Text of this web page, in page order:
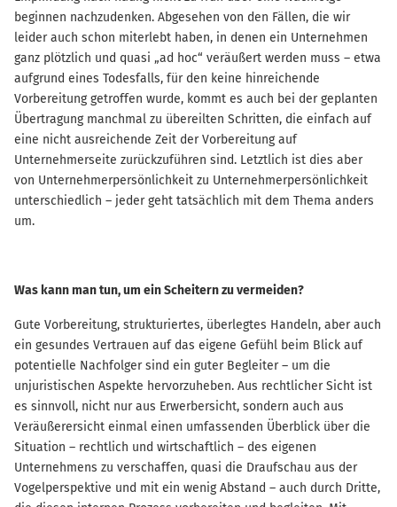
beginnen nachzudenken. Abgesehen von den Fällen, die wir
leider auch schon miterlebt haben, in denen ein Unternehmen
ganz plötzlich und quasi „ad hoc“ veräußert werden muss – etwa
aufgrund eines Todesfalls, für den keine hinreichende
Vorbereitung getroffen wurde, kommt es auch bei der geplanten
Übertragung manchmal zu übereilten Schritten, die einfach auf
eine nicht ausreichende Zeit der Vorbereitung auf
Unternehmerseite zurückzuführen sind. Letztlich ist dies aber
von Unternehmerpersönlichkeit zu Unternehmerpersönlichkeit
unterschiedlich – jeder geht tatsächlich mit dem Thema anders
um.
Was kann man tun, um ein Scheitern zu vermeiden?
Gute Vorbereitung, strukturiertes, überlegtes Handeln, aber auch
ein gesundes Vertrauen auf das eigene Gefühl beim Blick auf
potentielle Nachfolger sind ein guter Begleiter – um die
unjuristischen Aspekte hervorzuheben. Aus rechtlicher Sicht ist
es sinnvoll, nicht nur aus Erwerbersicht, sondern auch aus
Veräußerersicht einmal einen umfassenden Überblick über die
Situation – rechtlich und wirtschaftlich – des eigenen
Unternehmens zu verschaffen, quasi die Draufschau aus der
Vogelperspektive und mit ein wenig Abstand – auch durch Dritte,